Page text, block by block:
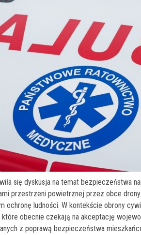
się dyskusja na temat bezpieczeństwa
przestrzeni powietrznej przez obce
ochronę ludności. W kontekście obrony
obecnie czekają na akceptację
z poprawą bezpieczeństwa